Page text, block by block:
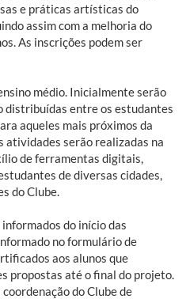
e práticas artísticas do
assim com a melhoria do
As inscrições podem ser
médio. Inicialmente serão
distribuídas entre os estudantes
aqueles mais próximos da
atividades serão realizadas na
de ferramentas digitais,
de diversas cidades,
do Clube.
do início das
no formulário de
aos alunos que
propostas até o final do projeto.
do Clube de